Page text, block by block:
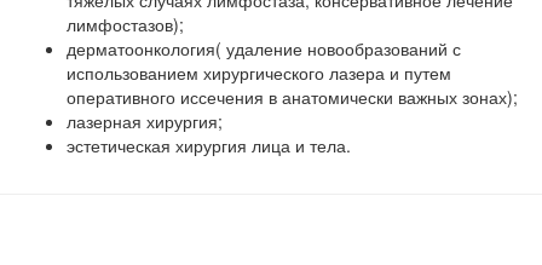
лимфостазов);
дерматоонкология( удаление новообразований с
использованием хирургического лазера и путем
оперативного иссечения в анатомически важных зонах);
лазерная хирургия;
эстетическая хирургия лица и тела.